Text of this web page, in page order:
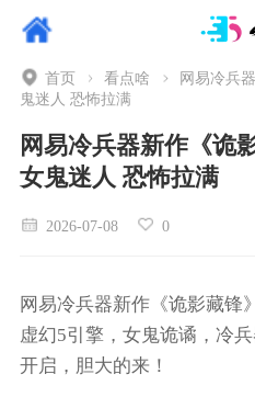
首页 看点啥
网易冷兵
鬼迷人 恐怖拉满
网易冷兵器新作《诡
女鬼迷人 恐怖拉满
2026-07-08 0
网易冷兵器新作《诡影藏锋
虚幻5引擎，女鬼诡谲，冷
开启，胆大的来！